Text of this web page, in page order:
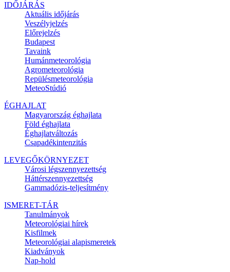
IDŐJÁRÁS
Aktuális időjárás
Veszélyjelzés
Előrejelzés
Budapest
Tavaink
Humánmeteorológia
Agrometeorológia
Repülésmeteorológia
MeteoStúdió
ÉGHAJLAT
Magyarország éghajlata
Föld éghajlata
Éghajlatváltozás
Csapadékintenzitás
LEVEGŐKÖRNYEZET
Városi légszennyezettség
Háttérszennyezettség
Gammadózis-teljesítmény
ISMERET-TÁR
Tanulmányok
Meteorológiai hírek
Kisfilmek
Meteorológiai alapismeretek
Kiadványok
Nap-hold